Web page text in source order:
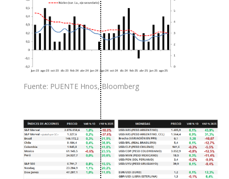
Fuente: PUENTE Hnos, Bloomberg